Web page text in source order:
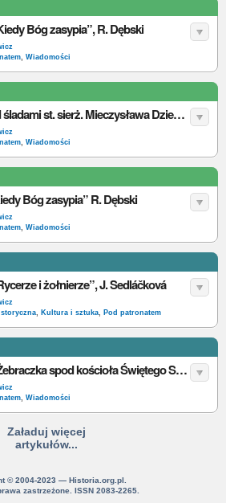
Bóg zasypia”, R. Dębski
, Wiadomości
Wiosenny Rajd śladami st. sierż. Mieczysława Dziemieszkiewicza „Roja” - zaproszenie
, Wiadomości
Bóg zasypia” R. Dębski
, Wiadomości
i żołnierze”, J. Sedláčková
, Kultura i sztuka, Pod patronatem
PREMIERA: „Żebraczka spod kościoła Świętego Sulpicjusza”, K. de Montépin
, Wiadomości
Załaduj więcej
artykułów...
© 2004-2023 — Historia.org.pl.
zastrzeżone. ISSN 2083-2265.